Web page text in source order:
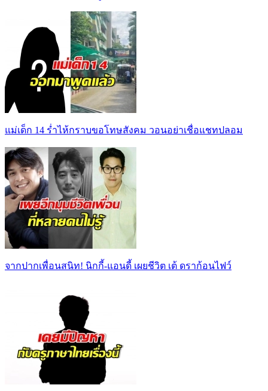
แม่เด็ก 14 ร่ำไห้กราบขอโทษสังคม วอนอย่าเชื่อแชทปลอม
จากปากเพื่อนสนิท! นิกกี้-แอนดี้ เผยชีวิต เต้ ดราก้อนไฟว์